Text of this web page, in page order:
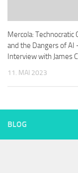
Mercola: Technocratic
and the Dangers of AI
Interview with James
11. MAI 2023
BLOG